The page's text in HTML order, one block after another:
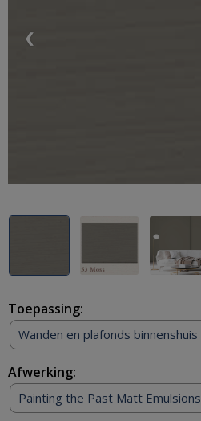
❮
Toepassing:
Wanden en plafonds binnenshuis
Afwerking:
Painting the Past Matt Emulsions